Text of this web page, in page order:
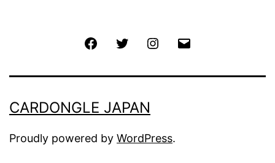
FacebookTwitter Instagram
CARDONGLE JAPAN
Proudly powered by WordPress.